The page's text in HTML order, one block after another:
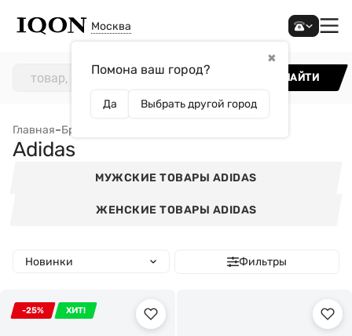
Москва
✖
Помона ваш город?
Да Выбрать другой город
НАЙТИ
Главная–Бренды
Adidas
МУЖСКИЕ ТОВАРЫ ADIDAS
ЖЕНСКИЕ ТОВАРЫ ADIDAS
Новинки Фильтры
-25% ХИТ!